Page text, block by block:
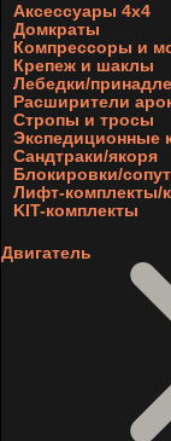
Аксессуары 4х4
Домкраты
Компрессоры и
Крепеж и шаклы
Лебедки/
Расширители
Стропы и тросы
Экспедиционные
Сандтраки/якоря
Блокировки/
Лифт-комплекты/
KIT-комплекты
Двигатель